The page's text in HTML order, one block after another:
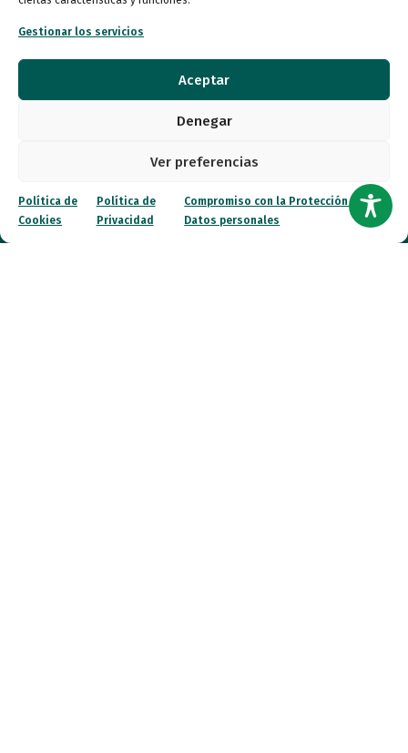
Gestionar los servicios
Aceptar
Denegar
Ver preferencias
Política de
Cookies
Política de
Privacidad
Compromiso con la Protección de
Datos personales